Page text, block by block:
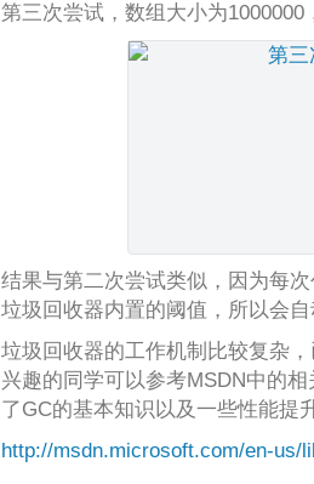
第三次尝试，数组大小为1000000
结果与第二次尝试类似，因为每
垃圾回收器内置的阈值，所以会
垃圾回收器的工作机制比较复杂
兴趣的同学可以参考MSDN中的
了GC的基本知识以及一些性能提
http://msdn.microsoft.com/en-us/